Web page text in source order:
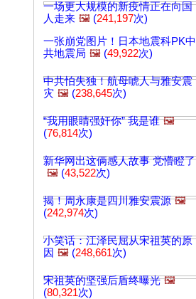
一场更大规模的新疫情正在向国
人走来 🖼️ (241,197次)
一张崩党图片！日本地震科PK中
共地震局 🖼️ (49,922次)
中共怕失独！航母唬人与雅安震
灾 🖼️ (238,645次)
“我用眼睛强奸你” 我是谁 🖼️
(76,814次)
新华网出这俩感人故事 党懵瞪了
🖼️ (43,522次)
揭！周永康是四川雅安震源 🖼️
(242,974次)
小笑话：江泽民屈从宋祖英的原
因 🖼️ (248,661次)
宋祖英的坚强后盾终曝光 🖼️
(80,321次)